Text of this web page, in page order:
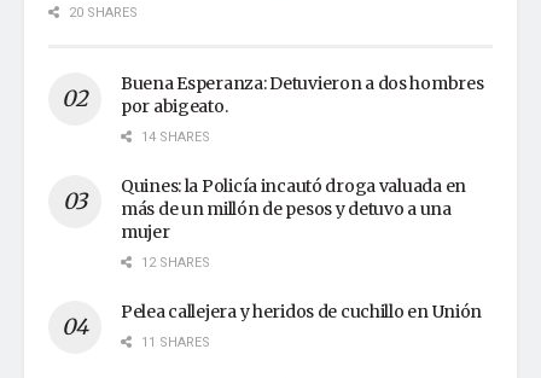
20 SHARES
Buena Esperanza: Detuvieron a dos hombres
por abigeato.
14 SHARES
Quines: la Policía incautó droga valuada en
más de un millón de pesos y detuvo a una
mujer
12 SHARES
Pelea callejera y heridos de cuchillo en Unión
11 SHARES